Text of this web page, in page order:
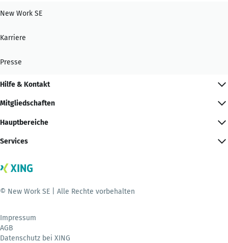
New Work SE
Karriere
Presse
Hilfe & Kontakt
Mitgliedschaften
Hauptbereiche
Services
© New Work SE | Alle Rechte vorbehalten
Impressum
AGB
Datenschutz bei XING